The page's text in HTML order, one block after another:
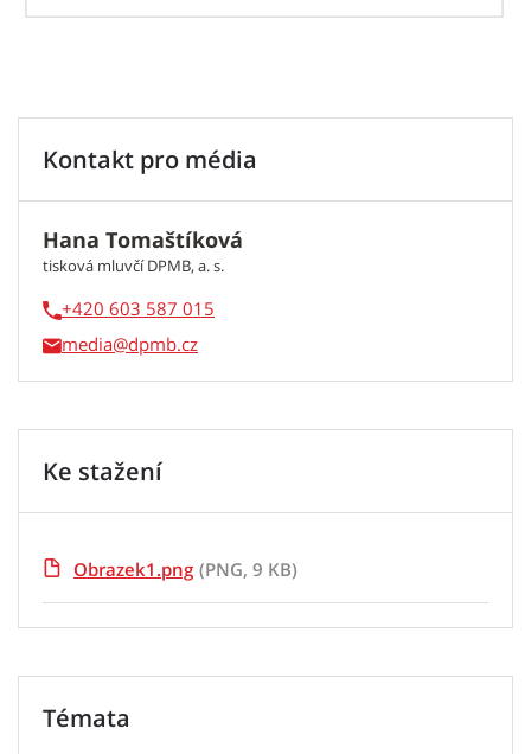
Kontakt pro média
Hana Tomaštíková
tisková mluvčí DPMB, a. s.
+420 603 587 015
media
Ke stažení
Obrazek1.png (PNG, 9 KB)
Témata